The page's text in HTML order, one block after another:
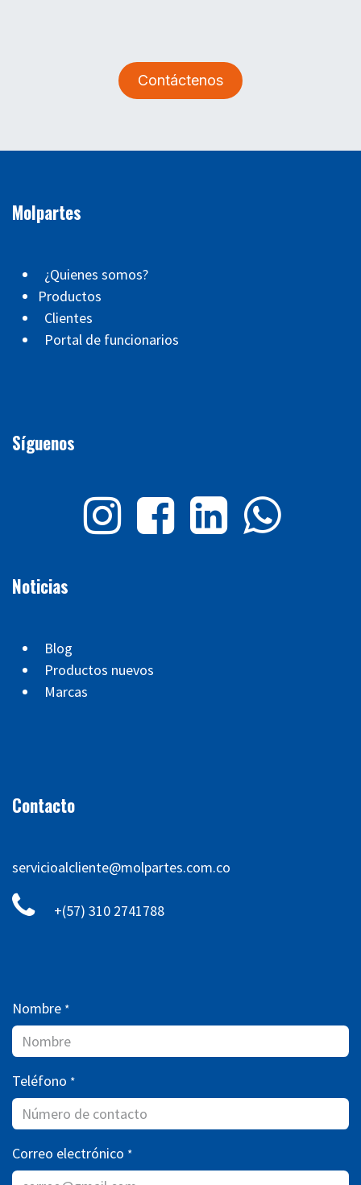
Contáctenos
Molpartes
¿Quienes somos?
Productos
Clientes
Portal de funcionarios
Síguenos
Noticias
Blog
Productos nuevos
Marcas
Contacto
servicioalcliente@molpartes.com.co
+(57) 310 2741788
Nombre *
Teléfono *
Correo electrónico *